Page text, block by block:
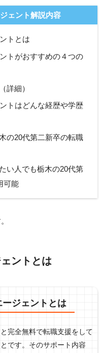
ェント解説内容
トとは
トがおすすめの４つの
詳細）
トはどんな経歴や学歴
の20代第二新卒の転職
い人でも栃木の20代第
可能
ントとは
ジェントとは
完全無料で転職支援をして
です。そのサポート内容